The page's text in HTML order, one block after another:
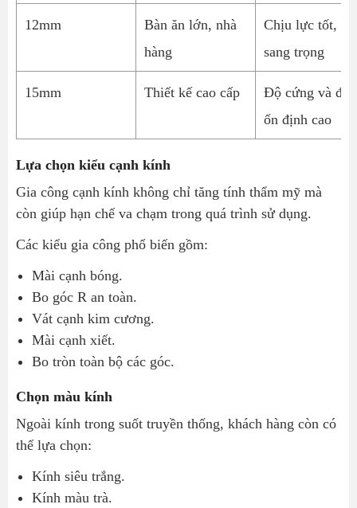
12mm
Bàn ăn lớn, nhà
hàng
Chịu lực tốt,
sang trọng
15mm Thiết kế cao cấp
Độ cứng và độ
ổn định cao
Lựa chọn kiểu cạnh kính
Gia công cạnh kính không chỉ tăng tính thẩm mỹ mà
còn giúp hạn chế va chạm trong quá trình sử dụng.
Các kiểu gia công phổ biến gồm:
Mài cạnh bóng.
Bo góc R an toàn.
Vát cạnh kim cương.
Mài cạnh xiết.
Bo tròn toàn bộ các góc.
Chọn màu kính
Ngoài kính trong suốt truyền thống, khách hàng còn có
thể lựa chọn:
Kính siêu trắng.
Kính màu trà.